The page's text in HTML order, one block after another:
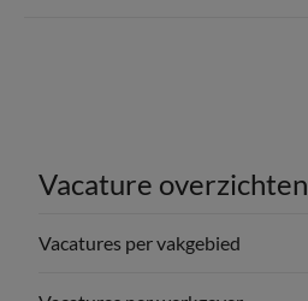
Vacature overzichten
Vacatures per vakgebied